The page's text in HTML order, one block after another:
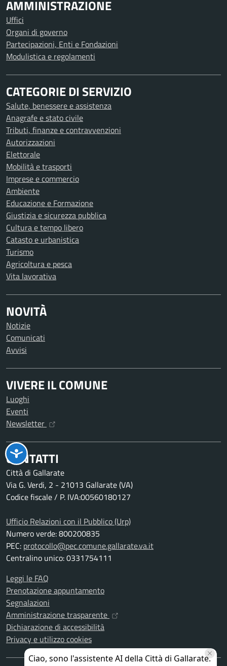
AMMINISTRAZIONE
Uffici
Organi di governo
Partecipazioni, Enti e Fondazioni
Modulistica e regolamenti
CATEGORIE DI SERVIZIO
Salute, benessere e assistenza
Anagrafe e stato civile
Tributi, finanze e contravvenzioni
Autorizzazioni
Elettorale
Mobilità e trasporti
Imprese e commercio
Ambiente
Educazione e Formazione
Giustizia e sicurezza pubblica
Cultura e tempo libero
Catasto e urbanistica
Turismo
Agricoltura e pesca
Vita lavorativa
NOVITÀ
Notizie
Comunicati
Avvisi
VIVERE IL COMUNE
Luoghi
Eventi
Newsletter
CONTATTI
Città di Gallarate
Via G. Verdi, 2 - 21013 Gallarate (VA)
Codice fiscale / P. IVA:00560180127
Ufficio Relazioni con il Pubblico (Urp)
Numero verde: 800200835
PEC: protocollo@pec.comune.gallarate.va.it
Centralino unico: 0331754111
Leggi le FAQ
Prenotazione appuntamento
Segnalazioni
Amministrazione trasparente
Dichiarazione di accessibilità
Privacy e utilizzo cookies